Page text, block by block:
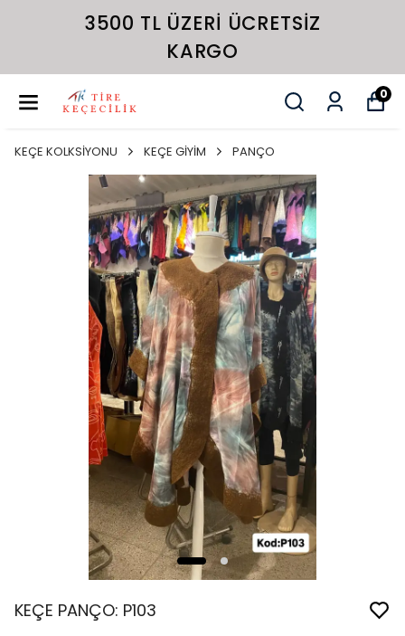
3500 TL ÜZERI ÜCRETSIZ
KARGO
0
KEÇE KOLKSİYONU KEÇE GİYİM PANÇO
KEÇE PANÇO: P103